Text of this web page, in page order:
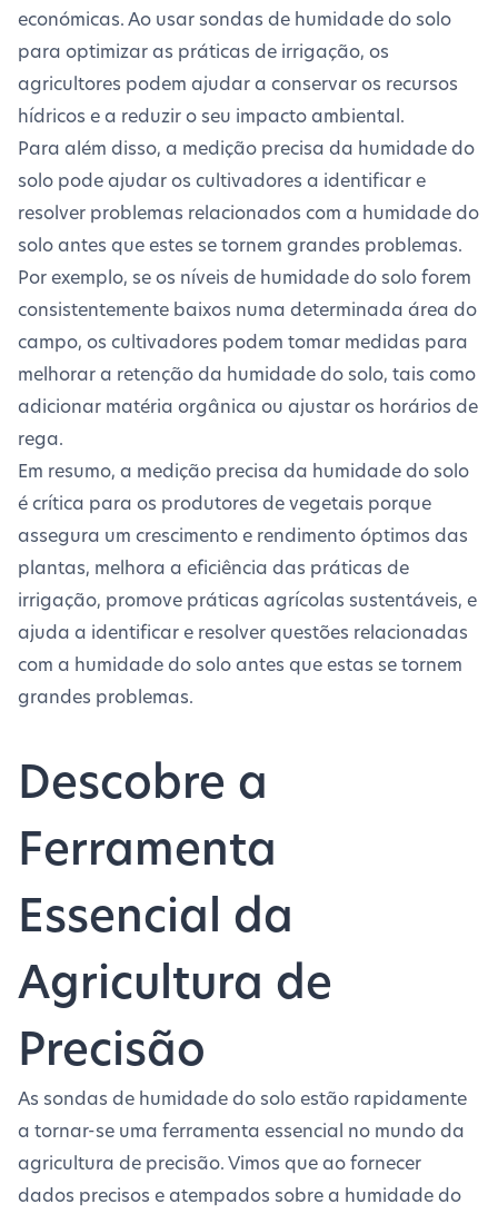
económicas. Ao usar sondas de humidade do solo
para optimizar as práticas de irrigação, os
agricultores podem ajudar a conservar os recursos
hídricos e a reduzir o seu impacto ambiental.
Para além disso, a medição precisa da humidade do
solo pode ajudar os cultivadores a identificar e
resolver problemas relacionados com a humidade do
solo antes que estes se tornem grandes problemas.
Por exemplo, se os níveis de humidade do solo forem
consistentemente baixos numa determinada área do
campo, os cultivadores podem tomar medidas para
melhorar a retenção da humidade do solo, tais como
adicionar matéria orgânica ou ajustar os horários de
rega.
Em resumo, a medição precisa da humidade do solo
é crítica para os produtores de vegetais porque
assegura um crescimento e rendimento óptimos das
plantas, melhora a eficiência das práticas de
irrigação, promove práticas agrícolas sustentáveis, e
ajuda a identificar e resolver questões relacionadas
com a humidade do solo antes que estas se tornem
grandes problemas.
Descobre a
Ferramenta
Essencial da
Agricultura de
Precisão
As sondas de humidade do solo estão rapidamente
a tornar-se uma ferramenta essencial no mundo da
agricultura de precisão. Vimos que ao fornecer
dados precisos e atempados sobre a humidade do